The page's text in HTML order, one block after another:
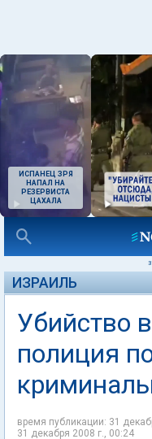
ИСПАНЕЦ ЗРЯ
НАПАЛ НА
РЕЗЕРВИСТА
ЦАХАЛА
ИЗРАИЛЬ
Убийство
полиция
время публикации: 31
31 декабря 2008 г., 00:24